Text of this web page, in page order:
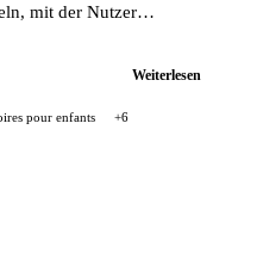
mit der Nutzer
Weiterlesen
pour enfants +6